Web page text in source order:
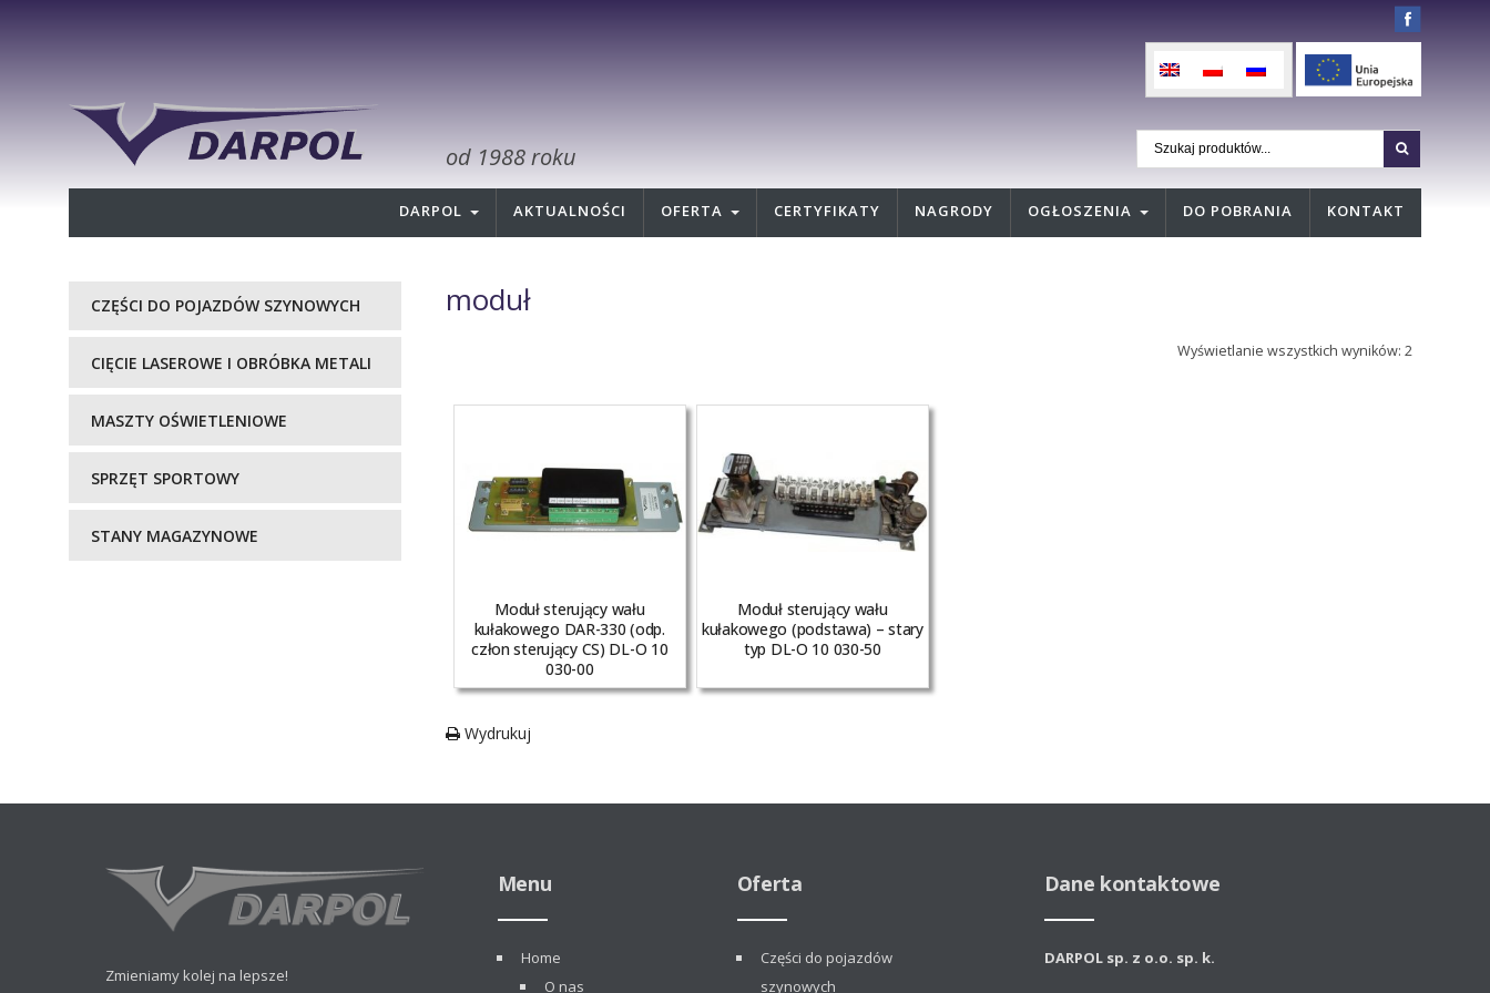
od 1988 roku
DARPOL AKTUALNOŚCI OFERTA CERTYFIKATY NAGRODY OGŁOSZENIA DO POBRANIA KONTAKT
moduł
Wyświetlanie wszystkich wyników: 2
Moduł sterujący wału
kułakowego DAR-330 (odp.
człon sterujący CS) DL-O 10
030-00
Moduł sterujący wału
kułakowego (podstawa) – stary
typ DL-O 10 030-50
Wydrukuj
CZĘŚCI DO POJAZDÓW SZYNOWYCH
CIĘCIE LASEROWE I OBRÓBKA METALI
MASZTY OŚWIETLENIOWE
SPRZĘT SPORTOWY
STANY MAGAZYNOWE
Zmieniamy kolej na lepsze!
Menu
Home
O nas
Oferta
Części do pojazdów
szynowych
Dane kontaktowe
DARPOL sp. z o.o. sp. k.